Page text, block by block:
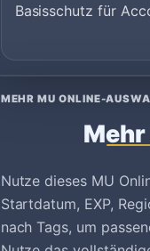
Basisschutz für
MEHR MU ONLINE-
Mehr
Nutze dieses MU
Startdatum, EXP,
nach Tags, um